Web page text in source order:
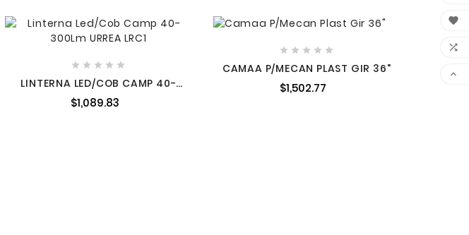
    
LINTERNA LED/COB CAMP 40-
300LM URREA LRC1
$1,089.83
    
CAMAA P/MECAN PLAST GIR 36"
$1,502.77


